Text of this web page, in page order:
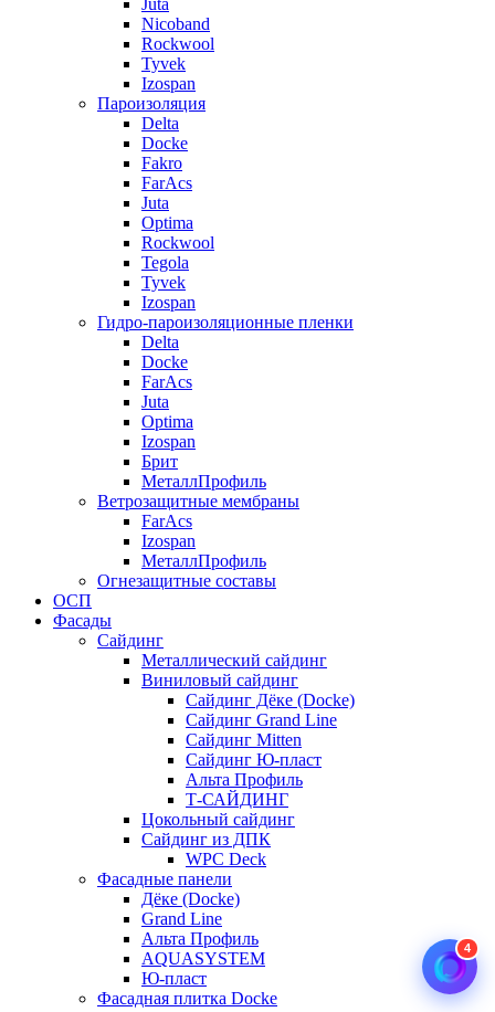
Juta
Nicoband
Rockwool
Tyvek
Izospan
Пароизоляция
Delta
Docke
Fakro
FarAcs
Juta
Optima
Rockwool
Tegola
Tyvek
Izospan
Гидро-пароизоляционные пленки
Delta
Docke
FarAcs
Juta
Optima
Izospan
Брит
МеталлПрофиль
Ветрозащитные мембраны
FarAcs
Izospan
МеталлПрофиль
Огнезащитные составы
ОСП
Фасады
Сайдинг
Металлический сайдинг
Виниловый сайдинг
Сайдинг Дёке (Docke)
Сайдинг Grand Line
Сайдинг Mitten
Сайдинг Ю-пласт
Альта Профиль
Т-САЙДИНГ
Цокольный сайдинг
Сайдинг из ДПК
WPC Deck
Фасадные панели
Дёке (Docke)
Grand Line
Альта Профиль
AQUASYSTEM
Ю-пласт
Фасадная плитка Docke
4